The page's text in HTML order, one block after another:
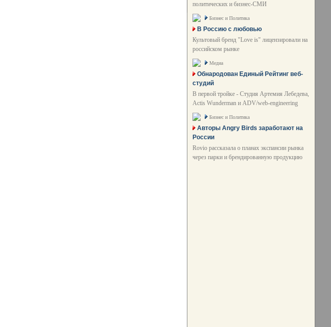
политических и бизнес-СМИ
Бизнес и Политика
В Россию с любовью
Культовый бренд "Love is" лицензировали на
российском рынке
Медиа
Обнародован Единый Рейтинг веб-
студий
В первой тройке - Студия Артемия Лебедева,
Actis Wunderman и ADV/web-engineering
Бизнес и Политика
Авторы Angry Birds заработают на
России
Rovio рассказала о планах экспансии рынка
через парки и брендированную продукцию